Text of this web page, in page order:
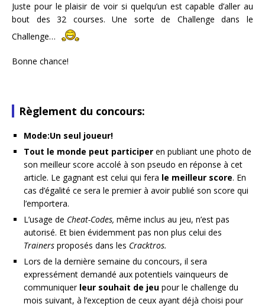
Juste pour le plaisir de voir si quelqu’un est capable d’aller au
bout des 32 courses. Une sorte de Challenge dans le
Challenge…
Bonne chance!
Règlement du concours:
Mode:Un seul joueur!
Tout le monde peut participer en publiant une photo de
son meilleur score accolé à son pseudo en réponse à cet
article. Le gagnant est celui qui fera le meilleur score. En
cas d’égalité ce sera le premier à avoir publié son score qui
l’emportera.
L’usage de Cheat-Codes, même inclus au jeu, n’est pas
autorisé. Et bien évidemment pas non plus celui des
Trainers proposés dans les Cracktros.
Lors de la dernière semaine du concours, il sera
expressément demandé aux potentiels vainqueurs de
communiquer leur souhait de jeu pour le challenge du
mois suivant, à l’exception de ceux ayant déjà choisi pour